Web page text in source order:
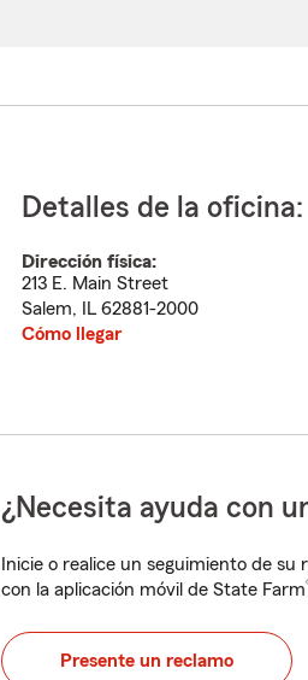
Detalles de la oficina:
Dirección física:
213 E. Main Street
Salem, IL 62881-2000
Cómo llegar
¿Necesita ayuda con
Inicie o realice un seguimiento de su
con la aplicación móvil de State Farm
Presente un reclamo